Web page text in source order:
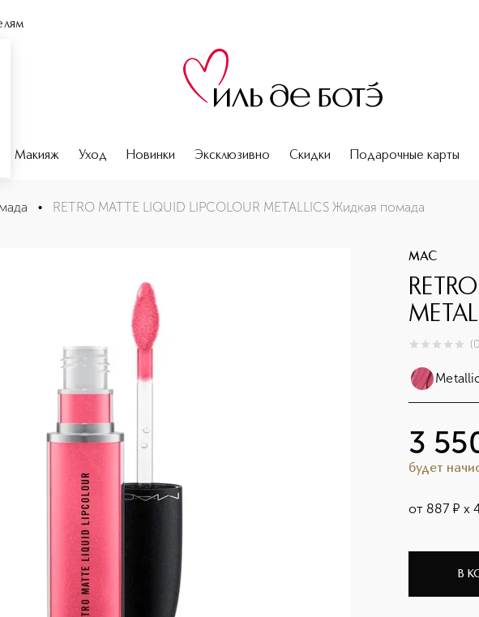
Макияж Уход Новинки Эксклюзивно Скидки Подарочные карты
Жидкая помада
• RETRO MATTE LIQUID LIPCOLOUR METALLICS Жидкая помада
MAC
0из 0 (0
3
будет
от 887 ¤ х
В